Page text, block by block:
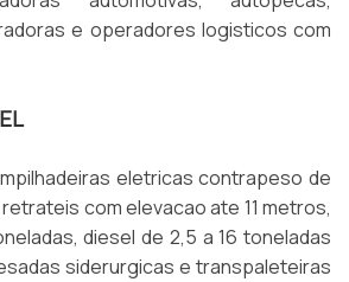
e operadores logisticos com
eletricas contrapeso de
retrateis com elevacao ate 11 metros,
diesel de 2,5 a 16 toneladas
siderurgicas e transpaleteiras